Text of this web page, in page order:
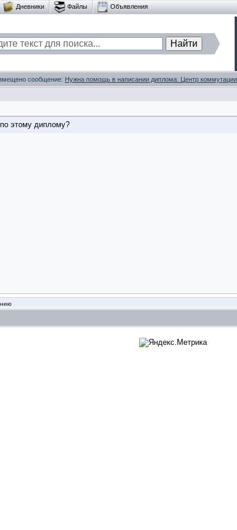
Дневники Файлы Объявления
сообщение: Нужна помощь в написании диплома: Центр
этому диплому?